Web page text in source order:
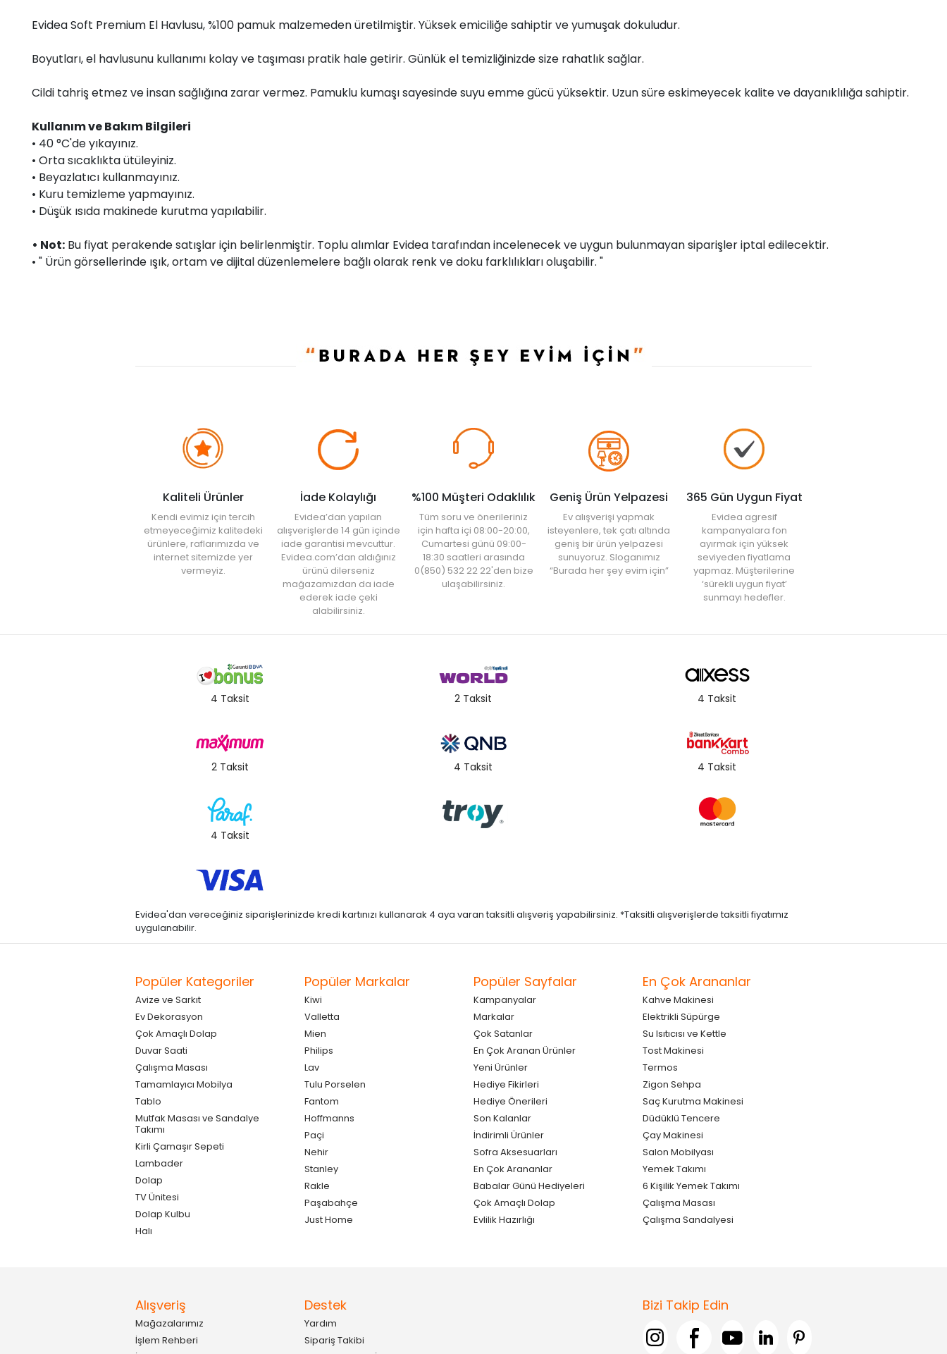
Evidea Soft Premium El Havlusu, %100 pamuk malzemeden üretilmiştir. Yüksek emiciliğe sahiptir ve yumuşak dokuludur.
Boyutları, el havlusunu kullanımı kolay ve taşıması pratik hale getirir. Günlük el temizliğinizde size rahatlık sağlar.
Cildi tahriş etmez ve insan sağlığına zarar vermez. Pamuklu kumaşı sayesinde suyu emme gücü yüksektir. Uzun süre eskimeyecek kalite ve dayanıklılığa sahiptir.
Kullanım ve Bakım Bilgileri
• 40 °C'de yıkayınız.
• Orta sıcaklıkta ütüleyiniz.
• Beyazlatıcı kullanmayınız.
• Kuru temizleme yapmayınız.
• Düşük ısıda makinede kurutma yapılabilir.
• Not: Bu fiyat perakende satışlar için belirlenmiştir. Toplu alımlar Evidea tarafından incelenecek ve uygun bulunmayan siparişler iptal edilecektir.
• " Ürün görsellerinde ışık, ortam ve dijital düzenlemelere bağlı olarak renk ve doku farklılıkları oluşabilir. "
Kaliteli Ürünler
Kendi evimiz için tercih
etmeyeceğimiz kalitedeki
ürünlere, raflarımızda ve
internet sitemizde yer
vermeyiz.
İade Kolaylığı
Evidea’dan yapılan
alışverişlerde 14 gün içinde
iade garantisi mevcuttur.
Evidea.com’dan aldığınız
ürünü dilerseniz
mağazamızdan da iade
ederek iade çeki
alabilirsiniz.
%100 Müşteri Odaklılık
Tüm soru ve önerileriniz
için hafta içi 08:00-20:00,
Cumartesi günü 09:00-
18:30 saatleri arasında
0(850) 532 22 22'den bize
ulaşabilirsiniz.
Geniş Ürün Yelpazesi
Ev alışverişi yapmak
isteyenlere, tek çatı altında
geniş bir ürün yelpazesi
sunuyoruz. Sloganımız
“Burada her şey evim için”
365 Gün Uygun Fiyat
Evidea agresif
kampanyalara fon
ayırmak için yüksek
seviyeden fiyatlama
yapmaz. Müşterilerine
‘sürekli uygun fiyat’
sunmayı hedefler.
4 Taksit 2 Taksit 4 Taksit
2 Taksit 4 Taksit 4 Taksit
4 Taksit
Evidea'dan vereceğiniz siparişlerinizde kredi kartınızı kullanarak 4 aya varan taksitli alışveriş yapabilirsiniz. *Taksitli alışverişlerde taksitli fiyatımız
uygulanabilir.
Popüler Kategoriler
Avize ve Sarkıt
Ev Dekorasyon
Çok Amaçlı Dolap
Duvar Saati
Çalışma Masası
Tamamlayıcı Mobilya
Tablo
Mutfak Masası ve Sandalye
Takımı
Kirli Çamaşır Sepeti
Lambader
Dolap
TV Ünitesi
Dolap Kulbu
Halı
Popüler Markalar
Kiwi
Valletta
Mien
Philips
Lav
Tulu Porselen
Fantom
Hoffmanns
Paçi
Nehir
Stanley
Rakle
Paşabahçe
Just Home
Popüler Sayfalar
Kampanyalar
Markalar
Çok Satanlar
En Çok Aranan Ürünler
Yeni Ürünler
Hediye Fikirleri
Hediye Önerileri
Son Kalanlar
İndirimli Ürünler
Sofra Aksesuarları
En Çok Arananlar
Babalar Günü Hediyeleri
Çok Amaçlı Dolap
Evlilik Hazırlığı
En Çok Arananlar
Kahve Makinesi
Elektrikli Süpürge
Su Isıtıcısı ve Kettle
Tost Makinesi
Termos
Zigon Sehpa
Saç Kurutma Makinesi
Düdüklü Tencere
Çay Makinesi
Salon Mobilyası
Yemek Takımı
6 Kişilik Yemek Takımı
Çalışma Masası
Çalışma Sandalyesi
Alışveriş
Mağazalarımız
İşlem Rehberi
Destek
Yardım
Sipariş Takibi
Bizi Takip Edin